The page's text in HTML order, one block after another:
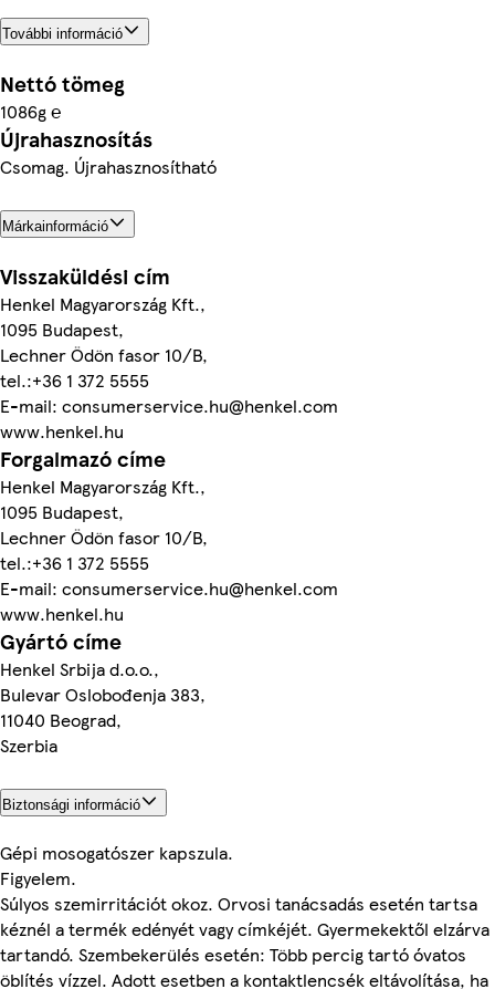
További információ
Nettó tömeg
1086g ℮
Újrahasznosítás
Csomag. Újrahasznosítható
Márkainformáció
Visszaküldési cím
Henkel Magyarország Kft.,
1095 Budapest,
Lechner Ödön fasor 10/B,
tel.:+36 1 372 5555
E-mail: consumerservice.hu@henkel.com
www.henkel.hu
Forgalmazó címe
Henkel Magyarország Kft.,
1095 Budapest,
Lechner Ödön fasor 10/B,
tel.:+36 1 372 5555
E-mail: consumerservice.hu@henkel.com
www.henkel.hu
Gyártó címe
Henkel Srbija d.o.o.,
Bulevar Oslobođenja 383,
11040 Beograd,
Szerbia
Biztonsági információ
Gépi mosogatószer kapszula.
Figyelem.
Súlyos szemirritációt okoz. Orvosi tanácsadás esetén tartsa
kéznél a termék edényét vagy címkéjét. Gyermekektől elzárva
tartandó. Szembekerülés esetén: Több percig tartó óvatos
öblítés vízzel. Adott esetben a kontaktlencsék eltávolítása, ha